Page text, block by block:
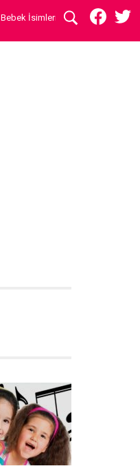
Bebek İsimleri